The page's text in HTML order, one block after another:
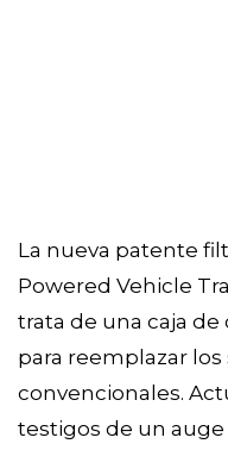
La nueva patente
Powered Vehicle
trata de una caja
para reemplazar
convencionales.
testigos de un auge